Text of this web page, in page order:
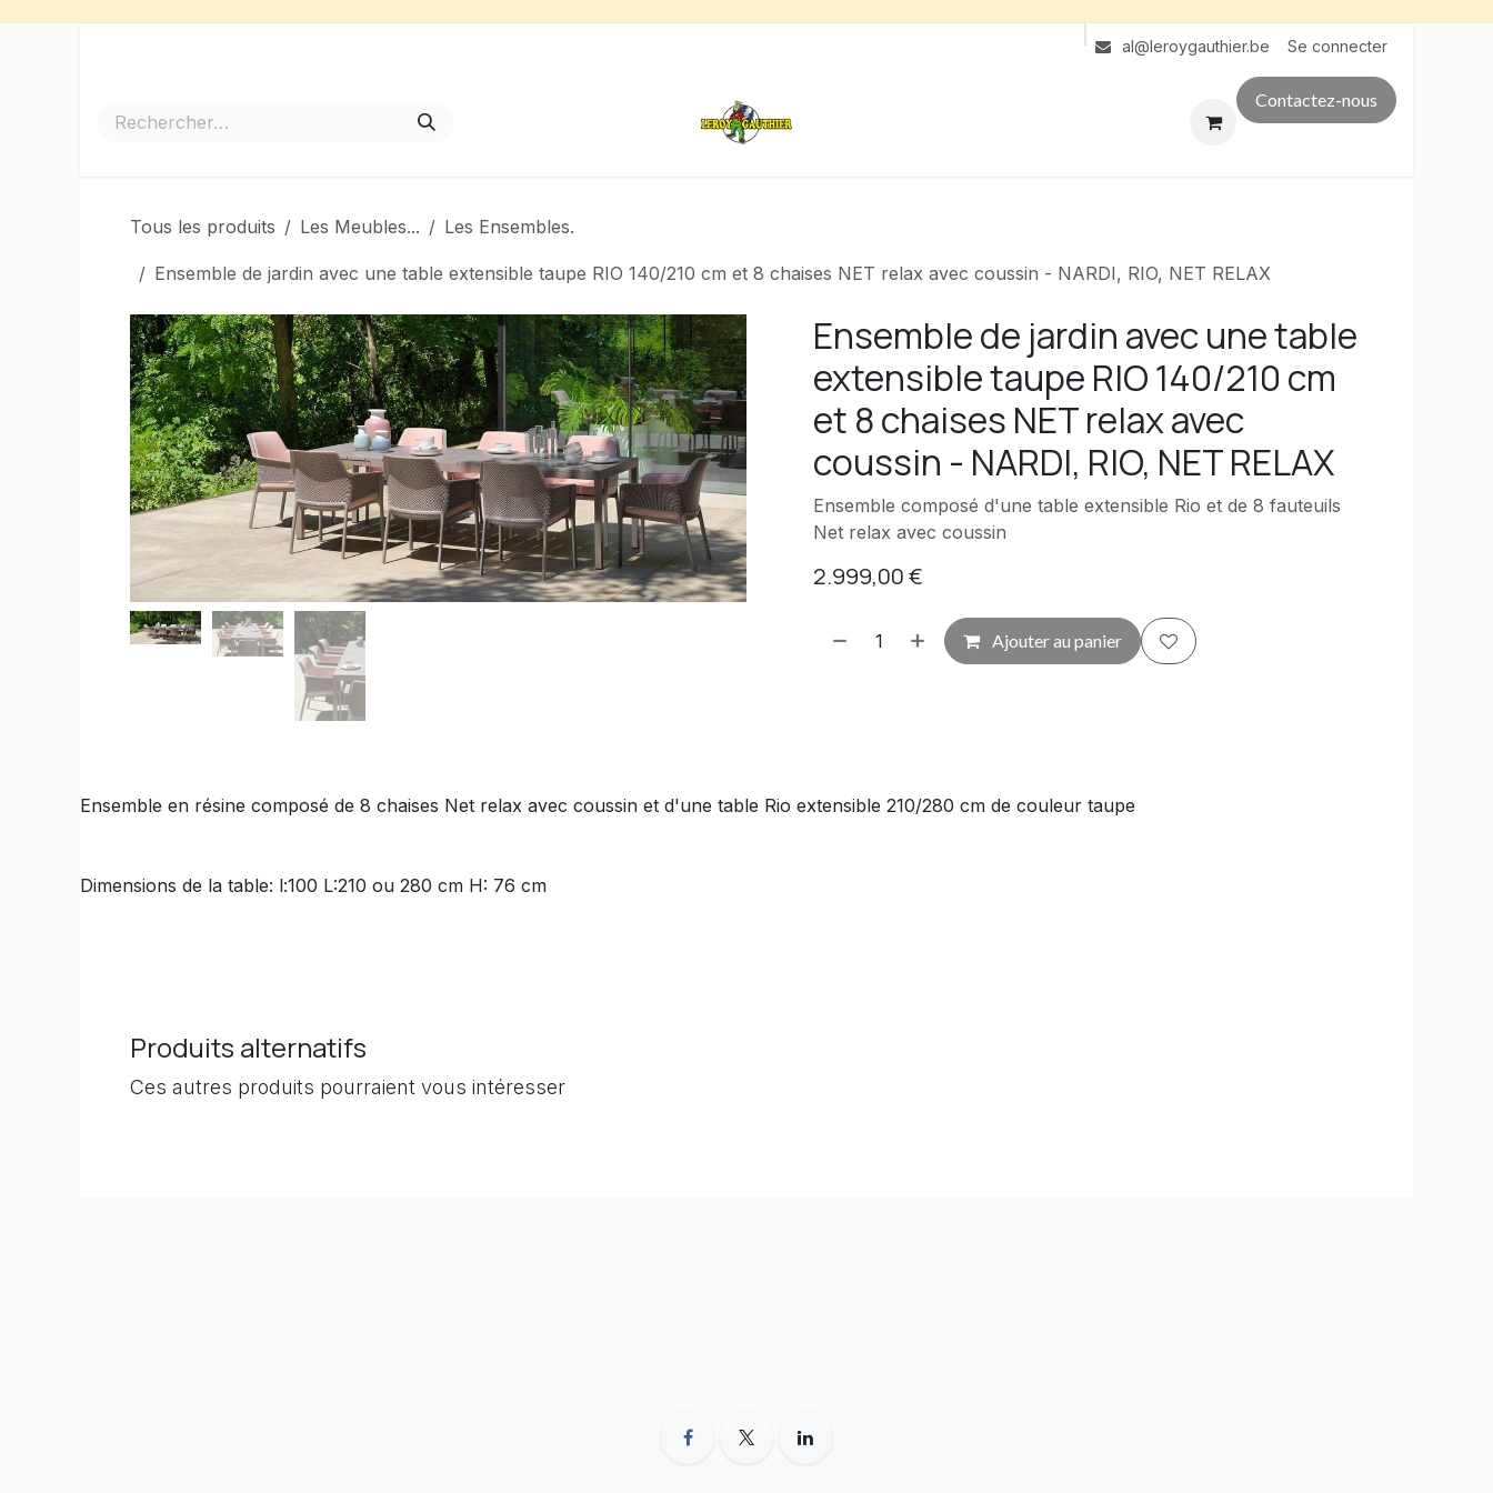
al@leroygauthier.be Se connecter
Contactez-nous
Tous les produits Les Meubles... Les Ensembles.
Ensemble de jardin avec une table extensible taupe RIO 140/210 cm et 8 chaises NET relax avec coussin - NARDI, RIO, NET RELAX
Ensemble de jardin avec une table
extensible taupe RIO 140/210 cm
et 8 chaises NET relax avec
coussin - NARDI, RIO, NET RELAX
Ensemble composé d'une table extensible Rio et de 8 fauteuils
Net relax avec coussin
2.999,00€
Ajouter au panier
Ensemble en résine composé de 8 chaises Net relax avec coussin et d'une table Rio extensible 210/280 cm de couleur taupe
Dimensions de la table: l:100 L:210 ou 280 cm H: 76 cm
Produits alternatifs
Ces autres produits pourraient vous intéresser